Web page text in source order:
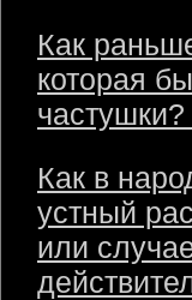
Как
которая
частушки?
Как в
устный
или